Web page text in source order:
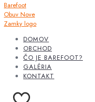
DOMOV
OBCHOD
ČO JE BAREFOOT?
GALÉRIA
KONTAKT